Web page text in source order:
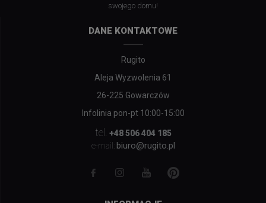
swojego domu!
DANE KONTAKTOWE
Rugito
Aleja Wyzwolenia 61
26-225 Gowarczów
Infolinia pon-pt 10:00-15:00
tel. +48 506 404 185
e-mail: biuro@rugito.pl